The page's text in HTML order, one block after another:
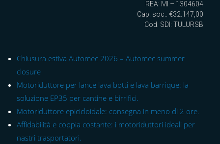
REA: MI – 1304604
Cap. soc.: €32.147,00
Cod. SDI: TULURSB
Chiusura estiva Automec 2026 – Automec summer
closure
Motoriduttore per lance lava botti e lava barrique: la
soluzione EP35 per cantine e birrifici.
Motoriduttore epicicloidale: consegna in meno di 2 ore.
Affidabilità e coppia costante: i motoriduttori ideali per
nastri trasportatori.